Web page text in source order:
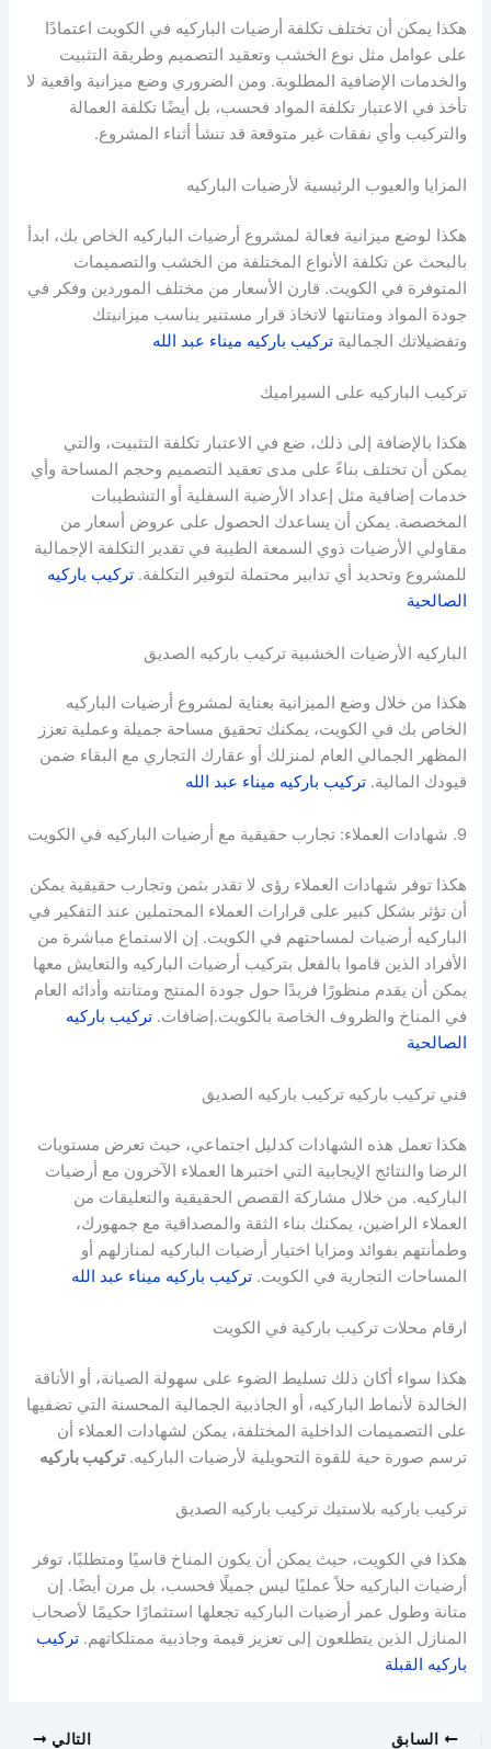
هكذا يمكن أن تختلف تكلفة أرضيات الباركيه في الكويت اعتمادًا
على عوامل مثل نوع الخشب وتعقيد التصميم وطريقة التثبيت
والخدمات الإضافية المطلوبة. ومن الضروري وضع ميزانية واقعية لا
تأخذ في الاعتبار تكلفة المواد فحسب، بل أيضًا تكلفة العمالة
والتركيب وأي نفقات غير متوقعة قد تنشأ أثناء المشروع.
المزايا والعيوب الرئيسية لأرضيات الباركيه
هكذا لوضع ميزانية فعالة لمشروع أرضيات الباركيه الخاص بك، ابدأ
بالبحث عن تكلفة الأنواع المختلفة من الخشب والتصميمات
المتوفرة في الكويت. قارن الأسعار من مختلف الموردين وفكر في
جودة المواد ومتانتها لاتخاذ قرار مستنير يناسب ميزانيتك
وتفضيلاتك الجماليةتركيب باركيه ميناء عبد الله
تركيب الباركيه على السيراميك
هكذا بالإضافة إلى ذلك، ضع في الاعتبار تكلفة التثبيت، والتي
يمكن أن تختلف بناءً على مدى تعقيد التصميم وحجم المساحة وأي
خدمات إضافية مثل إعداد الأرضية السفلية أو التشطيبات
المخصصة. يمكن أن يساعدك الحصول على عروض أسعار من
مقاولي الأرضيات ذوي السمعة الطيبة في تقدير التكلفة الإجمالية
للمشروع وتحديد أي تدابير محتملة لتوفير التكلفة.تركيب باركيه
الصالحية
الباركيه الأرضيات الخشبية تركيب باركيه الصديق
هكذا من خلال وضع الميزانية بعناية لمشروع أرضيات الباركيه
الخاص بك في الكويت، يمكنك تحقيق مساحة جميلة وعملية تعزز
المظهر الجمالي العام لمنزلك أو عقارك التجاري مع البقاء ضمن
قيودك المالية.تركيب باركيه ميناء عبد الله
9. شهادات العملاء: تجارب حقيقية مع أرضيات الباركيه في الكويت
هكذا توفر شهادات العملاء رؤى لا تقدر بثمن وتجارب حقيقية يمكن
أن تؤثر بشكل كبير على قرارات العملاء المحتملين عند التفكير في
الباركيه أرضيات لمساحتهم في الكويت. إن الاستماع مباشرة من
الأفراد الذين قاموا بالفعل بتركيب أرضيات الباركيه والتعايش معها
يمكن أن يقدم منظورًا فريدًا حول جودة المنتج ومتانته وأدائه العام
في المناخ والظروف الخاصة بالكويت.إضافات.تركيب باركيه
الصالحية
فني تركيب باركيه تركيب باركيه الصديق
هكذا تعمل هذه الشهادات كدليل اجتماعي، حيث تعرض مستويات
الرضا والنتائج الإيجابية التي اختبرها العملاء الآخرون مع أرضيات
الباركيه. من خلال مشاركة القصص الحقيقية والتعليقات من
العملاء الراضين، يمكنك بناء الثقة والمصداقية مع جمهورك،
وطمأنتهم بفوائد ومزايا اختيار أرضيات الباركيه لمنازلهم أو
المساحات التجارية في الكويت.تركيب باركيه ميناء عبد الله
ارقام محلات تركيب باركية في الكويت
هكذا سواء أكان ذلك تسليط الضوء على سهولة الصيانة، أو الأناقة
الخالدة لأنماط الباركيه، أو الجاذبية الجمالية المحسنة التي تضفيها
على التصميمات الداخلية المختلفة، يمكن لشهادات العملاء أن
ترسم صورة حية للقوة التحويلية لأرضيات الباركيه.تركيب باركيه
تركيب باركيه بلاستيك تركيب باركيه الصديق
هكذا في الكويت، حيث يمكن أن يكون المناخ قاسيًا ومتطلبًا، توفر
أرضيات الباركيه حلاً عمليًا ليس جميلًا فحسب، بل مرن أيضًا. إن
متانة وطول عمر أرضيات الباركيه تجعلها استثمارًا حكيمًا لأصحاب
المنازل الذين يتطلعون إلى تعزيز قيمة وجاذبية ممتلكاتهم.تركيب
باركيه القبلة
السابق التالي